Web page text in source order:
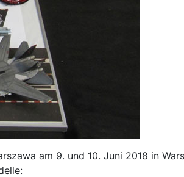
am 9. und 10. Juni 2018 in